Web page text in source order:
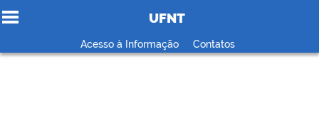
Ir para o conteúdo
UFNT
Acesso à Informação Contatos